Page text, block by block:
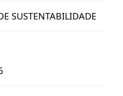
SUSTENTABILIDADE